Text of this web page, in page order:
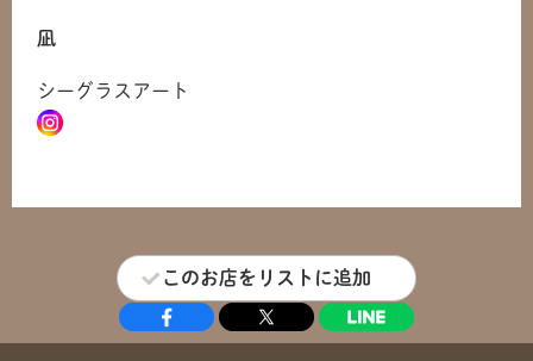
凪
シーグラスアート
このお店をリストに追加